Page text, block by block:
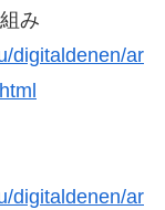
み
digitaldenen/ar
digitaldenen/ar